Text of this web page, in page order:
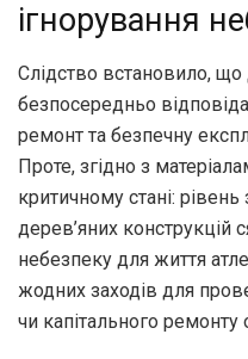
ігнорування
Слідство встановило,
безпосередньо
ремонт та безпечну
Проте, згідно з
критичному стані:
дерев’яних конструкцій
небезпеку для життя
жодних заходів для
чи капітального ремонту